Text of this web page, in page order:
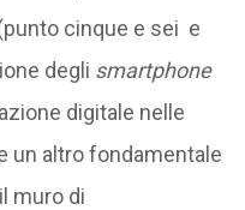
cinque e sei e
degli smartphone
digitale nelle
un altro fondamentale
muro di